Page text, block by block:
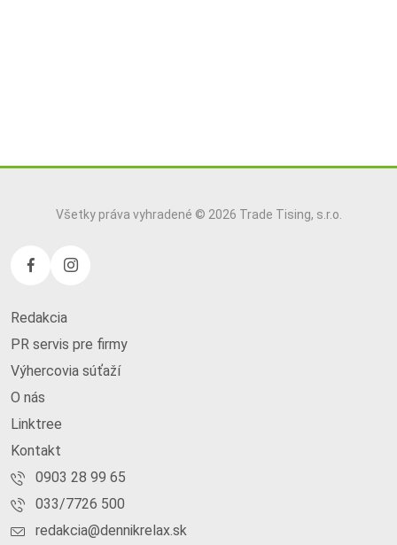
Všetky práva vyhradené © 2026 Trade Tising, s.r.o.
Redakcia
PR servis pre firmy
Výhercovia súťaží
O nás
Linktree
Kontakt
0903 28 99 65
033/7726 500
redakcia@dennikrelax.sk